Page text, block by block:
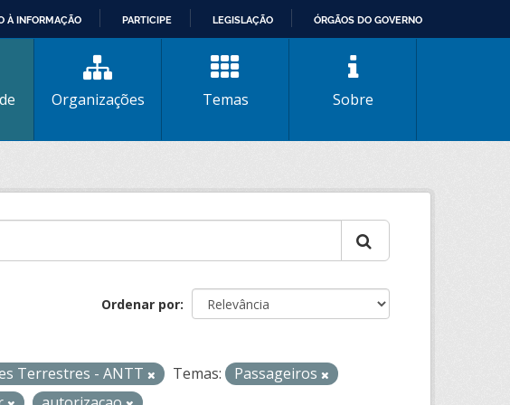
À INFORMAÇÃO PARTICIPE LEGISLAÇÃO ÓRGÃOS DO GOVERNO
Organizações Temas Sobre
Ordenar por
Terrestres - ANTT Temas:
Passageiros